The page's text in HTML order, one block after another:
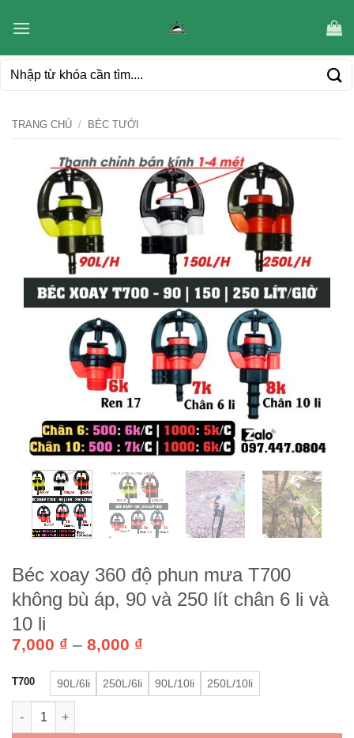
qua
dung
Tìm
TRANG CHỦ / BÉC TƯỚI
Béc xoay 360 độ phun mưa T700
không bù áp, 90 và 250 lít chân 6 li và
10 li
7,000 ₫ – 8,000 ₫
từ
7,000 ₫
T700 90L/6li 250L/6li 90L/10li
250L/10li
Béc xoay 360 độ phun mưa T700 không bù áp, 90 và 250 lít